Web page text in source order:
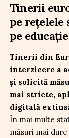
Tinerii
pe rețelele
pe
Tinerii din
interzicere a
și solicită
mai stricte,
digitală
În mai multe
măsuri mai